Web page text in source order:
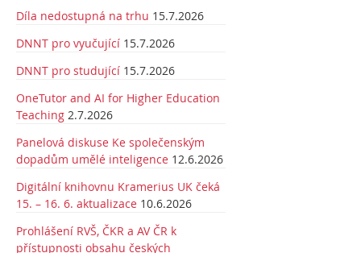
Díla nedostupná na trhu 15.7.2026
DNNT pro vyučující 15.7.2026
DNNT pro studující 15.7.2026
OneTutor and AI for Higher Education
Teaching 2.7.2026
Panelová diskuse Ke společenským
dopadům umělé inteligence 12.6.2026
Digitální knihovnu Kramerius UK čeká
15. – 16. 6. aktualizace 10.6.2026
Prohlášení RVŠ, ČKR a AV ČR k
přístupnosti obsahu českých